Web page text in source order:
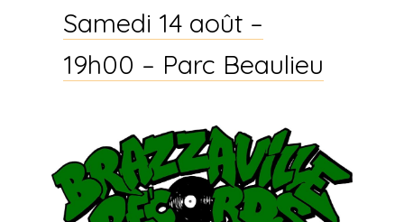
Samedi 14 août –
19h00 – Parc Beaulieu